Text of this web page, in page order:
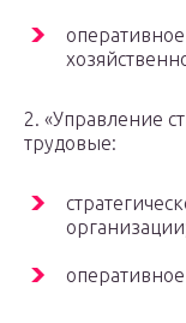
2. «Управление
трудовые: